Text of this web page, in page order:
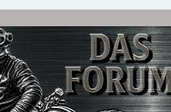
Classic Modelle. Das Forum für